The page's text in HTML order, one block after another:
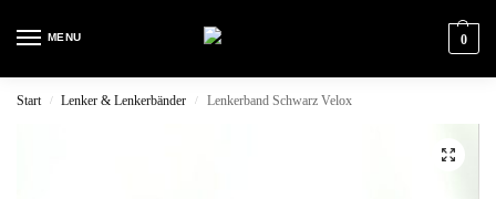
MENU 0
Start / Lenker & Lenkerbänder / Lenkerband Schwarz Velox